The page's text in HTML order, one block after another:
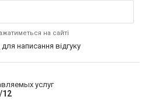
на сайті
для написання відгуку
услуг
12